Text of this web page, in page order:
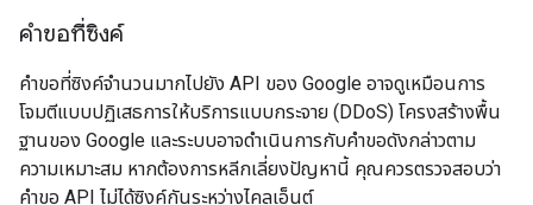
คำขอที่ซิงค์
คำขอที่ซิงค์จำนวนมากไปยัง API ของ Google อาจดูเหมือนการ
โจมตีแบบปฏิเสธการให้บริการแบบกระจาย (DDoS) โครงสร้างพื้น
ฐานของ Google และระบบอาจดำเนินการกับคำขอดังกล่าวตาม
ความเหมาะสม หากต้องการหลีกเลี่ยงปัญหานี้ คุณควรตรวจสอบว่า
คำขอ API ไม่ได้ซิงค์กันระหว่างไคลเอ็นต์